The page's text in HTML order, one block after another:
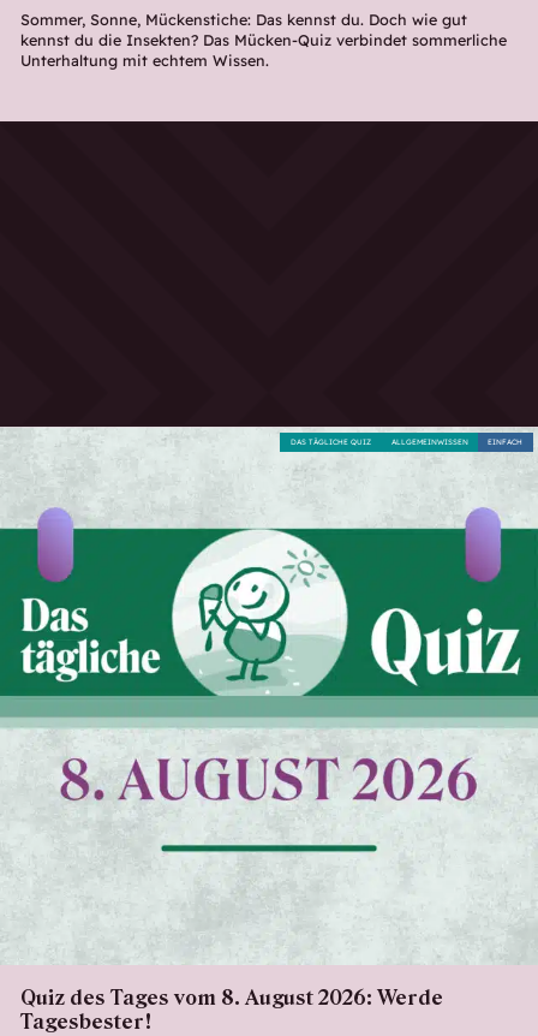
Sommer, Sonne, Mückenstiche: Das kennst du. Doch wie gut
kennst du die Insekten? Das Mücken-Quiz verbindet sommerliche
Unterhaltung mit echtem Wissen.
Quiz des Tages vom 8. August 2026: Werde
Tagesbester!
EINFACH
ALLGEMEINWISSEN
DAS TÄGLICHE QUIZ